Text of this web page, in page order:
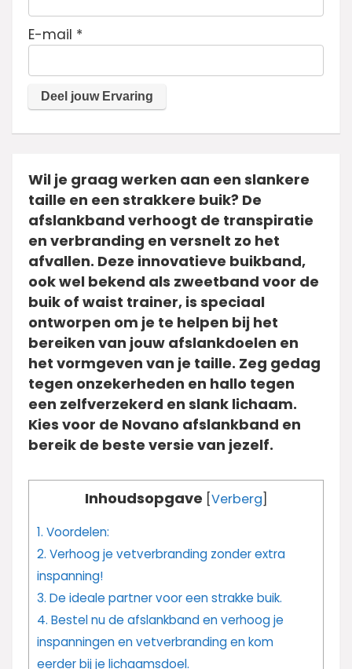
E-mail *
Wil je graag werken aan een slankere
taille en een strakkere buik? De
afslankband verhoogt de transpiratie
en verbranding en versnelt zo het
afvallen. Deze innovatieve buikband,
ook wel bekend als zweetband voor de
buik of waist trainer, is speciaal
ontworpen om je te helpen bij het
bereiken van jouw afslankdoelen en
het vormgeven van je taille. Zeg gedag
tegen onzekerheden en hallo tegen
een zelfverzekerd en slank lichaam.
Kies voor de Novano afslankband en
bereik de beste versie van jezelf.
Inhoudsopgave [Verberg]
1. Voordelen:
2. Verhoog je vetverbranding zonder extra
inspanning!
3. De ideale partner voor een strakke buik.
4. Bestel nu de afslankband en verhoog je
inspanningen en vetverbranding en kom
eerder bij je lichaamsdoel.